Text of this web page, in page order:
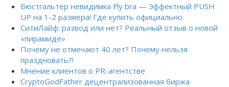
Бюстгальтер невидимка Fly bra — Эффектный PUSH
UP на 1-2 размера! Где купить официально.
СитиЛайф: развод или нет? Реальный отзыв о новой
«пирамиде»
Почему не отмечают 40 лет? Почему нельзя
праздновать?!
Мнение клиентов о PR-агентстве
CryptoGodFather децентрализованная биржа